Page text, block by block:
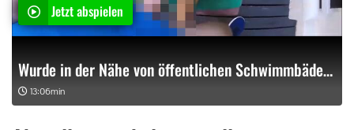
Jetzt abspielen
Wurde in der Nähe von öffentlichen Schwimmbädern gefickt
13:06min